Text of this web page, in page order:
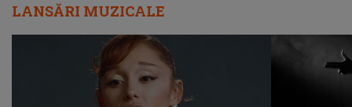
LANSĂRI MUZICALE